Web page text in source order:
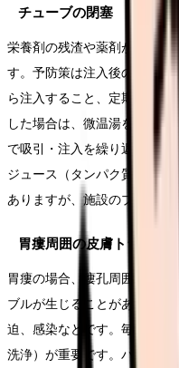
チューブの閉塞
栄養剤の残渣や薬剤がチュー
す。予防策は注入後のフラッ
ら注入すること、定期的なフ
した場合は、微温湯を注入し
で吸引・注入を繰り返して開
ジュース（タンパク質分解酵
ありますが、施設のプロトコ
胃瘻周囲の皮膚トラブル
胃瘻の場合、瘻孔周囲の皮膚
ブルが生じることがあります
迫、感染などです。毎日の瘻
洗浄）が重要です。バンパー